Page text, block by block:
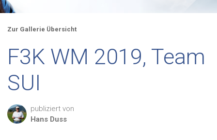
Zur Gallerie Übersicht
F3K WM 2019, Team
SUI
publiziert von
Hans Duss